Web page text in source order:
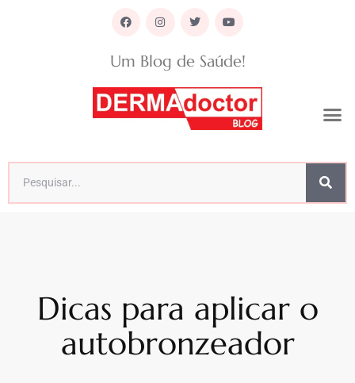
Um Blog de Saúde!
Dicas para aplicar o
autobronzeador